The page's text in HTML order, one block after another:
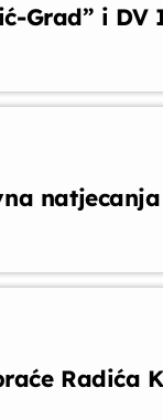
Grad” i DV
natjecanja
Radića